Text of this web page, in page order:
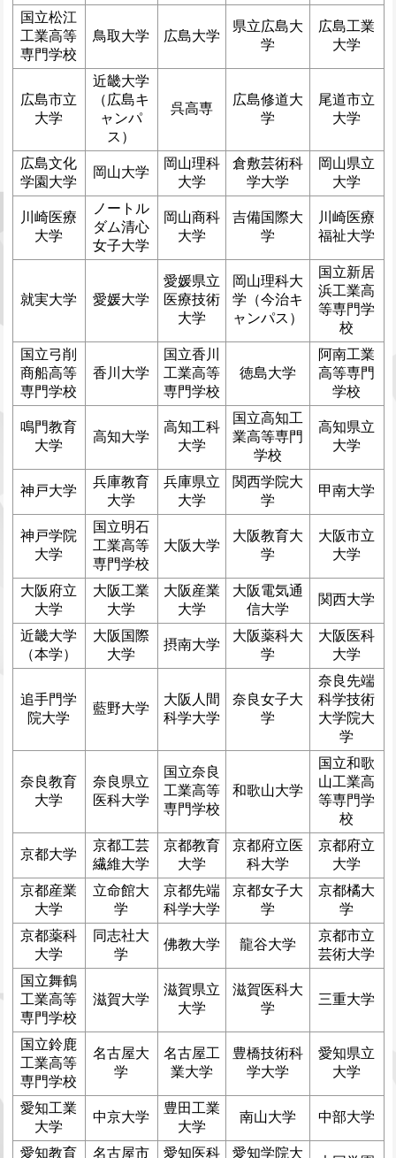
国立松江
工業高等
専門学校
鳥取大学 広島大学
県立広島大
学
広島工業
大学
広島市立
大学
近畿大学
（広島キ
ャンパ
ス）
呉高専
広島修道大
学
尾道市立
大学
広島文化
学園大学
岡山大学
岡山理科
大学
倉敷芸術科
学大学
岡山県立
大学
川崎医療
大学
ノートル
ダム清心
女子大学
岡山商科
大学
吉備国際大
学
川崎医療
福祉大学
就実大学 愛媛大学
愛媛県立
医療技術
大学
岡山理科大
学（今治キ
ャンパス）
国立新居
浜工業高
等専門学
校
国立弓削
商船高等
専門学校
香川大学
国立香川
工業高等
専門学校
徳島大学
阿南工業
高等専門
学校
鳴門教育
大学
高知大学
高知工科
大学
国立高知工
業高等専門
学校
高知県立
大学
神戸大学
兵庫教育
大学
兵庫県立
大学
関西学院大
学
甲南大学
神戸学院
大学
国立明石
工業高等
専門学校
大阪大学
大阪教育大
学
大阪市立
大学
大阪府立
大学
大阪工業
大学
大阪産業
大学
大阪電気通
信大学
関西大学
近畿大学
（本学）
大阪国際
大学
摂南大学
大阪薬科大
学
大阪医科
大学
追手門学
院大学
藍野大学
大阪人間
科学大学
奈良女子大
学
奈良先端
科学技術
大学院大
学
奈良教育
大学
奈良県立
医科大学
国立奈良
工業高等
専門学校
和歌山大学
国立和歌
山工業高
等専門学
校
京都大学
京都工芸
繊維大学
京都教育
大学
京都府立医
科大学
京都府立
大学
京都産業
大学
立命館大
学
京都先端
科学大学
京都女子大
学
京都橘大
学
京都薬科
大学
同志社大
学
佛教大学 龍谷大学
京都市立
芸術大学
国立舞鶴
工業高等
専門学校
滋賀大学
滋賀県立
大学
滋賀医科大
学
三重大学
国立鈴鹿
工業高等
専門学校
名古屋大
学
名古屋工
業大学
豊橋技術科
学大学
愛知県立
大学
愛知工業
大学
中京大学
豊田工業
大学
南山大学 中部大学
愛知教育 名古屋市 愛知医科 愛知学院大